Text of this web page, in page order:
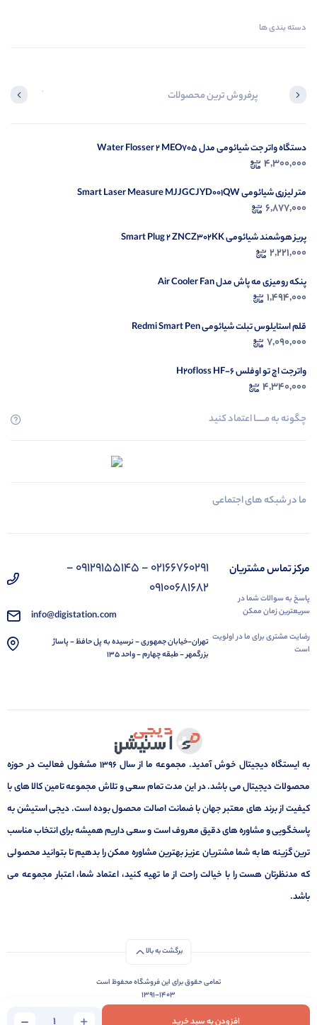
افزودن به سبد خرید
دسته بندی ها
پرفروش ترین محصولات آخرین
دستگاه واتر جت شیائومی مدل Water Flosser 2 MEO705
4,300,000
متر لیزری شیائومی Smart Laser Measure MJJGCJYD001QW
6,877,000
پریز هوشمند شیائومی Smart Plug 2 ZNCZ302KK
2,221,000
پنکه رومیزی مه پاش مدل Air Cooler Fan
1,494,000
قلم استایلوس تبلت شیائومی Redmi Smart Pen
7,090,000
واترجت اچ تو اوفلس H2ofloss HF-6
4,340,000
چگونه به مــــــا اعتماد کنید
ما در شبکه های اجتماعی
مرکز تماس مشتریان
پاسخ به سوالات شما در
سریعترین زمان ممکن
رضایت مشتری برای ما در اولویت
است
02166760291 - 09129155145 -
09100681682
info@digistation.com
تهران-خیابان جمهوری - نرسیده به پل حافظ - پاساژ
بزرگمهر - طبقه چهارم - واحد 135
به ایستگاه دیجیتال خوش آمدید. مجموعه ما از سال 1396 مشغول فعالیت در حوزه
محصولات دیجیتال می باشد. در این مدت تمام سعی و تلاش مجموعه تامین کالا های با
کیفیت از برند های معتبر جهان با ضمانت اصالت محصول بوده است. دیجی استیشن به
پاسخگویی و مشاوره های دقیق معروف است و سعی داریم همیشه برای انتخاب مناسب
ترین گزینه ها به شما مشتریان عزیز بهترین مشاوره ممکن را بدهیم تا بتوانید محصولی
که مدنظرتان هست را با خیالت راحت از ما تهیه کنید، اعتماد شما، اعتبار مجموعه می
باشد.
برگشت به بالا
تمامی حقوق برای این فروشگاه محفوظ است
1391-1403
طراحی و توسعه توسط ایستگاه دیجیتال
طراحی و توسعه توسط‌ ‌ ‌[ایستگاه دیجیتال ]